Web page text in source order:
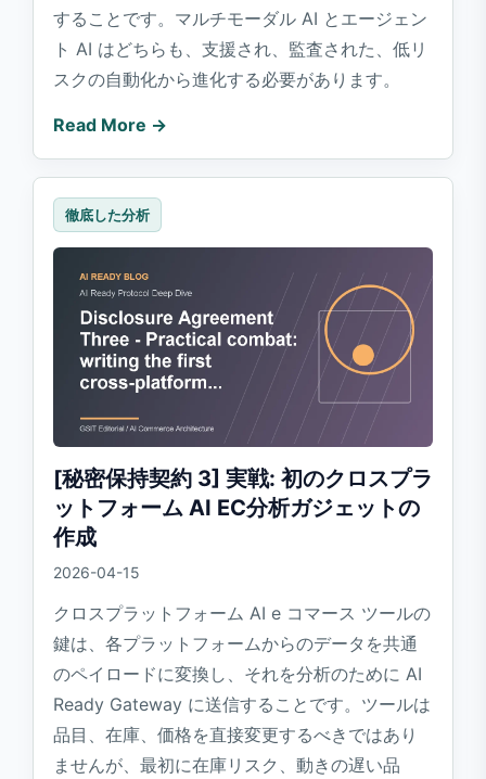
することです。マルチモーダル AI とエージェン
ト AI はどちらも、支援され、監査された、低リ
スクの自動化から進化する必要があります。
Read More →
徹底した分析
[秘密保持契約 3] 実戦: 初のクロスプラ
ットフォーム AI EC分析ガジェットの
作成
2026-04-15
クロスプラットフォーム AI e コマース ツールの
鍵は、各プラットフォームからのデータを共通
のペイロードに変換し、それを分析のために AI
Ready Gateway に送信することです。ツールは
品目、在庫、価格を直接変更するべきではあり
ませんが、最初に在庫リスク、動きの遅い品